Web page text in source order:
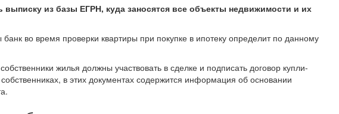
выписку из базы ЕГРН, куда заносятся все объекты недвижимости и их
банк во время проверки квартиры при покупке в ипотеку определит по данному
жилья должны участвовать в сделке и подписать договор купли-
в этих документах содержится информация об основании